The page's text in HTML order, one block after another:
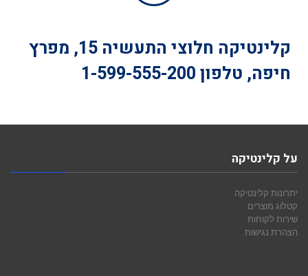
קלינטיקה
חלוצי התעשיה 15, מפרץ
חיפה, טלפון1-599-555-200
על קלינטיקה
יתרונות קלינטיקה
קטלוג מוצרים
שירות לקוחות
הצהרת נגישות